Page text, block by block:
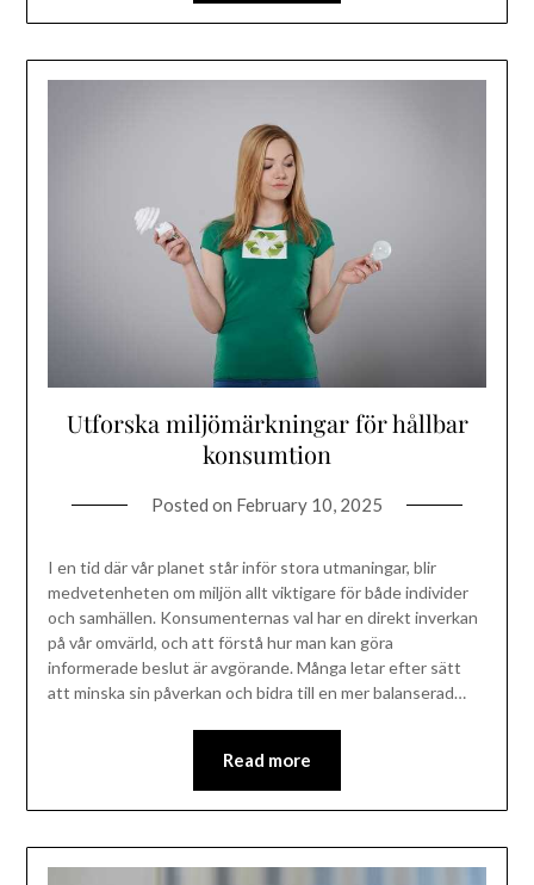
Utforska miljömärkningar för hållbar
konsumtion
Posted on February 10, 2025
I en tid där vår planet står inför stora utmaningar, blir
medvetenheten om miljön allt viktigare för både individer
och samhällen. Konsumenternas val har en direkt inverkan
på vår omvärld, och att förstå hur man kan göra
informerade beslut är avgörande. Många letar efter sätt
att minska sin påverkan och bidra till en mer balanserad…
Read more